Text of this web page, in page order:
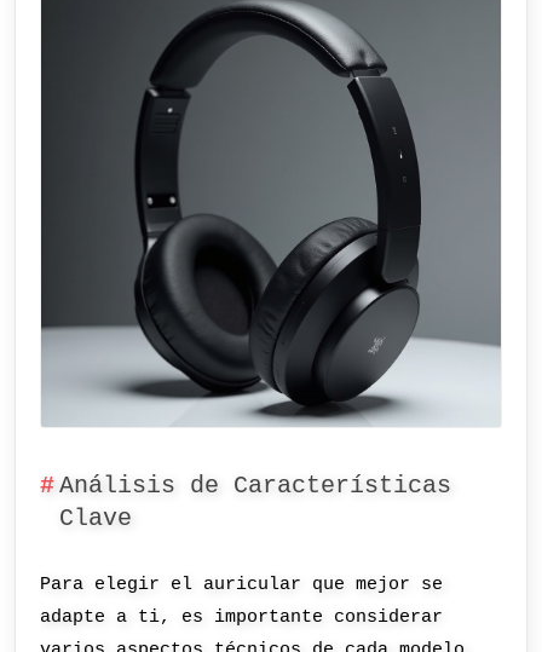
Análisis de Características
Clave
Para elegir el auricular que mejor se
adapte a ti, es importante considerar